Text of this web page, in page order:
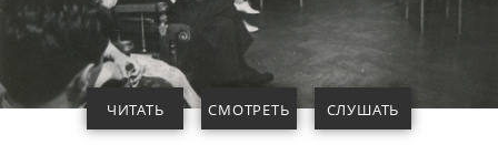
ЧИТАТЬ СМОТРЕТЬ СЛУШАТЬ